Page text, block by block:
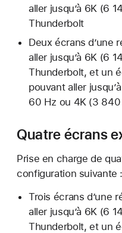
aller jusqu’à 6K (6
Thunderbolt
Deux écrans d’une
aller jusqu’à 6K (6
Thunderbolt, et un
pouvant aller
60 Hz ou 4K (3
Quatre écrans
Prise en charge de
configuration suivante :
Trois écrans d’une
aller jusqu’à 6K (6
Thunderbolt, et un